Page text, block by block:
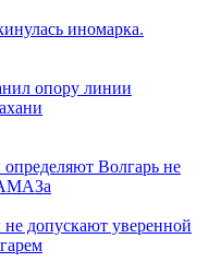
иномарка.
опору линии
Волгарь не
допускают уверенной